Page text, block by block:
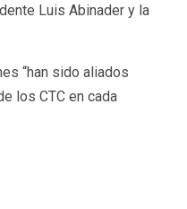
Luis Abinader y la
“han sido aliados
los CTC en cada